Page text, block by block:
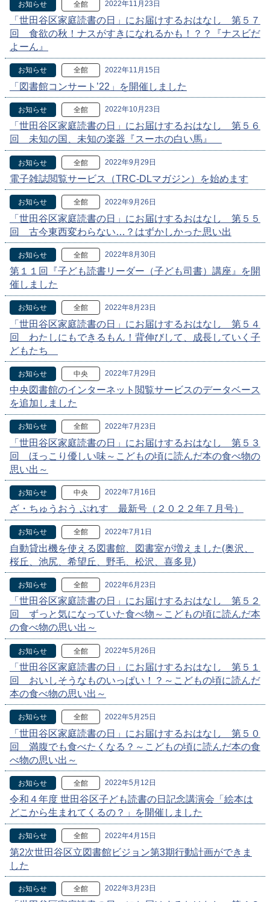
お知らせ 全館 2022年11月23日
「世田谷区家庭読書の日」にお届けするおはなし 第５７
回 食欲の秋！ナスがすきになれるかも！？？『ナスビだ
よーん』
お知らせ 全館 2022年11月15日
「図書館コンサート’22」を開催しました
お知らせ 全館 2022年10月23日
「世田谷区家庭読書の日」にお届けするおはなし 第５６
回 未知の国、未知の楽器『スーホの白い馬』
お知らせ 全館 2022年9月29日
電子雑誌閲覧サービス（TRC-DLマガジン）を始めます
お知らせ 全館 2022年9月26日
「世田谷区家庭読書の日」にお届けするおはなし 第５５
回 古今東西変わらない…？はずかしかった思い出
お知らせ 全館 2022年8月30日
第１１回『子ども読書リーダー（子ども司書）講座』を開
催しました
お知らせ 全館 2022年8月23日
「世田谷区家庭読書の日」にお届けするおはなし 第５４
回 わたしにもできるもん！背伸びして、成長していく子
どもたち
お知らせ 中央 2022年7月29日
中央図書館のインターネット閲覧サービスのデータベース
を追加しました
お知らせ 全館 2022年7月23日
「世田谷区家庭読書の日」にお届けするおはなし 第５３
回 ほっこり優しい味～こどもの頃に読んだ本の食べ物の
思い出～
お知らせ 中央 2022年7月16日
ざ・ちゅうおう ぷれす 最新号（２０２２年７月号）
お知らせ 全館 2022年7月1日
自動貸出機を使える図書館、図書室が増えました(奥沢、
桜丘、池尻、希望丘、野毛、松沢、喜多見)
お知らせ 全館 2022年6月23日
「世田谷区家庭読書の日」にお届けするおはなし 第５２
回 ずっと気になっていた食べ物～こどもの頃に読んだ本
の食べ物の思い出～
お知らせ 全館 2022年5月26日
「世田谷区家庭読書の日」にお届けするおはなし 第５１
回 おいしそうなものいっぱい！？～こどもの頃に読んだ
本の食べ物の思い出～
お知らせ 全館 2022年5月25日
「世田谷区家庭読書の日」にお届けするおはなし 第５０
回 満腹でも食べたくなる？～こどもの頃に読んだ本の食
べ物の思い出～
お知らせ 全館 2022年5月12日
令和４年度 世田谷区子ども読書の日記念講演会「絵本は
どこから生まれてくるの？」を開催しました
お知らせ 全館 2022年4月15日
第2次世田谷区立図書館ビジョン第3期行動計画ができま
した
お知らせ 全館 2022年3月23日